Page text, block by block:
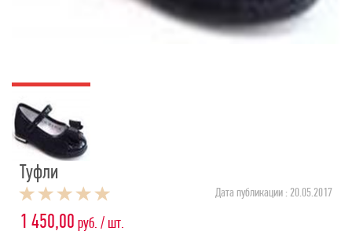
Туфли
Дата публикации : 20.05.2017
1 450,00 руб. / шт.